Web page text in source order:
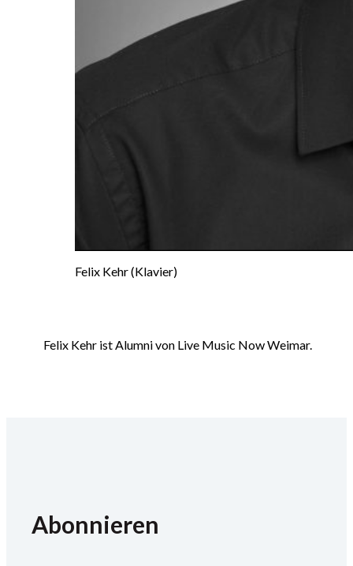
Felix Kehr (Klavier)
Felix Kehr ist Alumni von Live Music Now Weimar.
Abonnieren